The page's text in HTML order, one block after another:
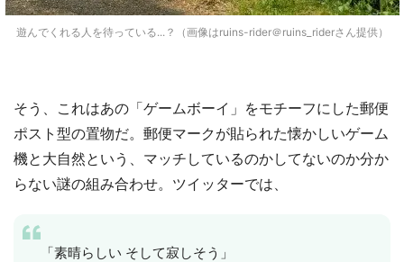
遊んでくれる人を待っている...？（画像はruins-rider＠ruins_riderさん提供）
そう、これはあの「ゲームボーイ」をモチーフにした郵便
ポスト型の置物だ。郵便マークが貼られた懐かしいゲーム
機と大自然という、マッチしているのかしてないのか分か
らない謎の組み合わせ。ツイッターでは、
「素晴らしい そして寂しそう」